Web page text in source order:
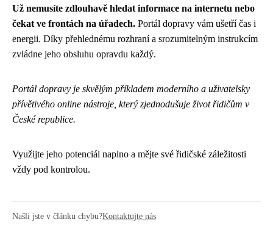
Už nemusíte zdlouhavě hledat informace na internetu nebo
čekat ve frontách na úřadech. Portál dopravy vám ušetří čas i
energii. Díky přehlednému rozhraní a srozumitelným instrukcím
zvládne jeho obsluhu opravdu každý.
Portál dopravy je skvělým příkladem moderního a uživatelsky
přívětivého online nástroje, který zjednodušuje život řidičům v
České republice.
Využijte jeho potenciál naplno a mějte své řidičské záležitosti
vždy pod kontrolou.
Našli jste v článku chybu?Kontaktujte nás